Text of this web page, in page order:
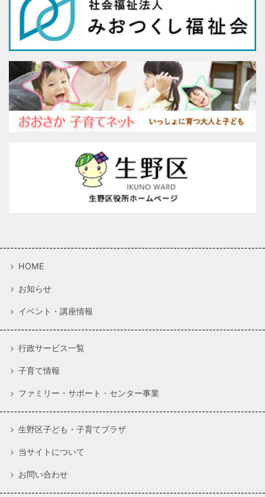
HOME
お知らせ
イベント・講座情報
行政サービス一覧
子育て情報
ファミリー・サポート・センター事業
生野区子ども・子育てプラザ
当サイトについて
お問い合わせ